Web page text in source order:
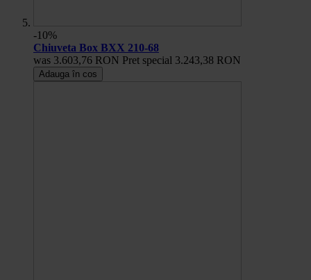
-10%
Chiuveta Box BXX 210-68
was 3.603,76 RON Pret special 3.243,38 RON
Adauga în cos